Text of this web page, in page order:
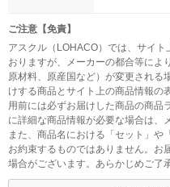
ご注意【免責】
アスクル（LOHACO）では、サイ
おりますが、メーカーの都合等によ
原材料、原産国など）が変更される
けする商品とサイト上の商品情報の
用前には必ずお届けした商品の商品
に詳細な商品情報が必要な場合は、
また、商品名における「セット」や
お約束するものではありません。お
場合がございます。あらかじめご了